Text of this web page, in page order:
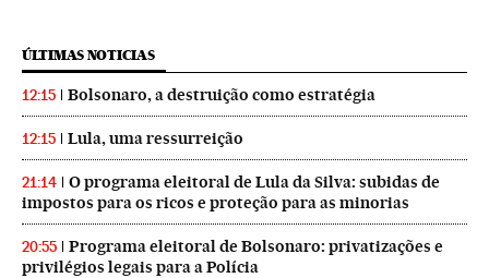
ÚLTIMAS NOTICIAS
12:15 Bolsonaro, a destruição como estratégia
12:15 Lula, uma ressurreição
21:14
O programa eleitoral de Lula da Silva: subidas de
impostos para os ricos e proteção para as minorias
20:55
Programa eleitoral de Bolsonaro: privatizações e
privilégios legais para a Polícia